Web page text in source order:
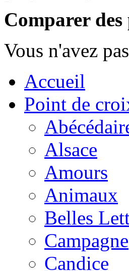
Comparer
Vous n'avez
Accueil
Point de
Alsace
Amours
Animaux
Belles
Campagne
Candice